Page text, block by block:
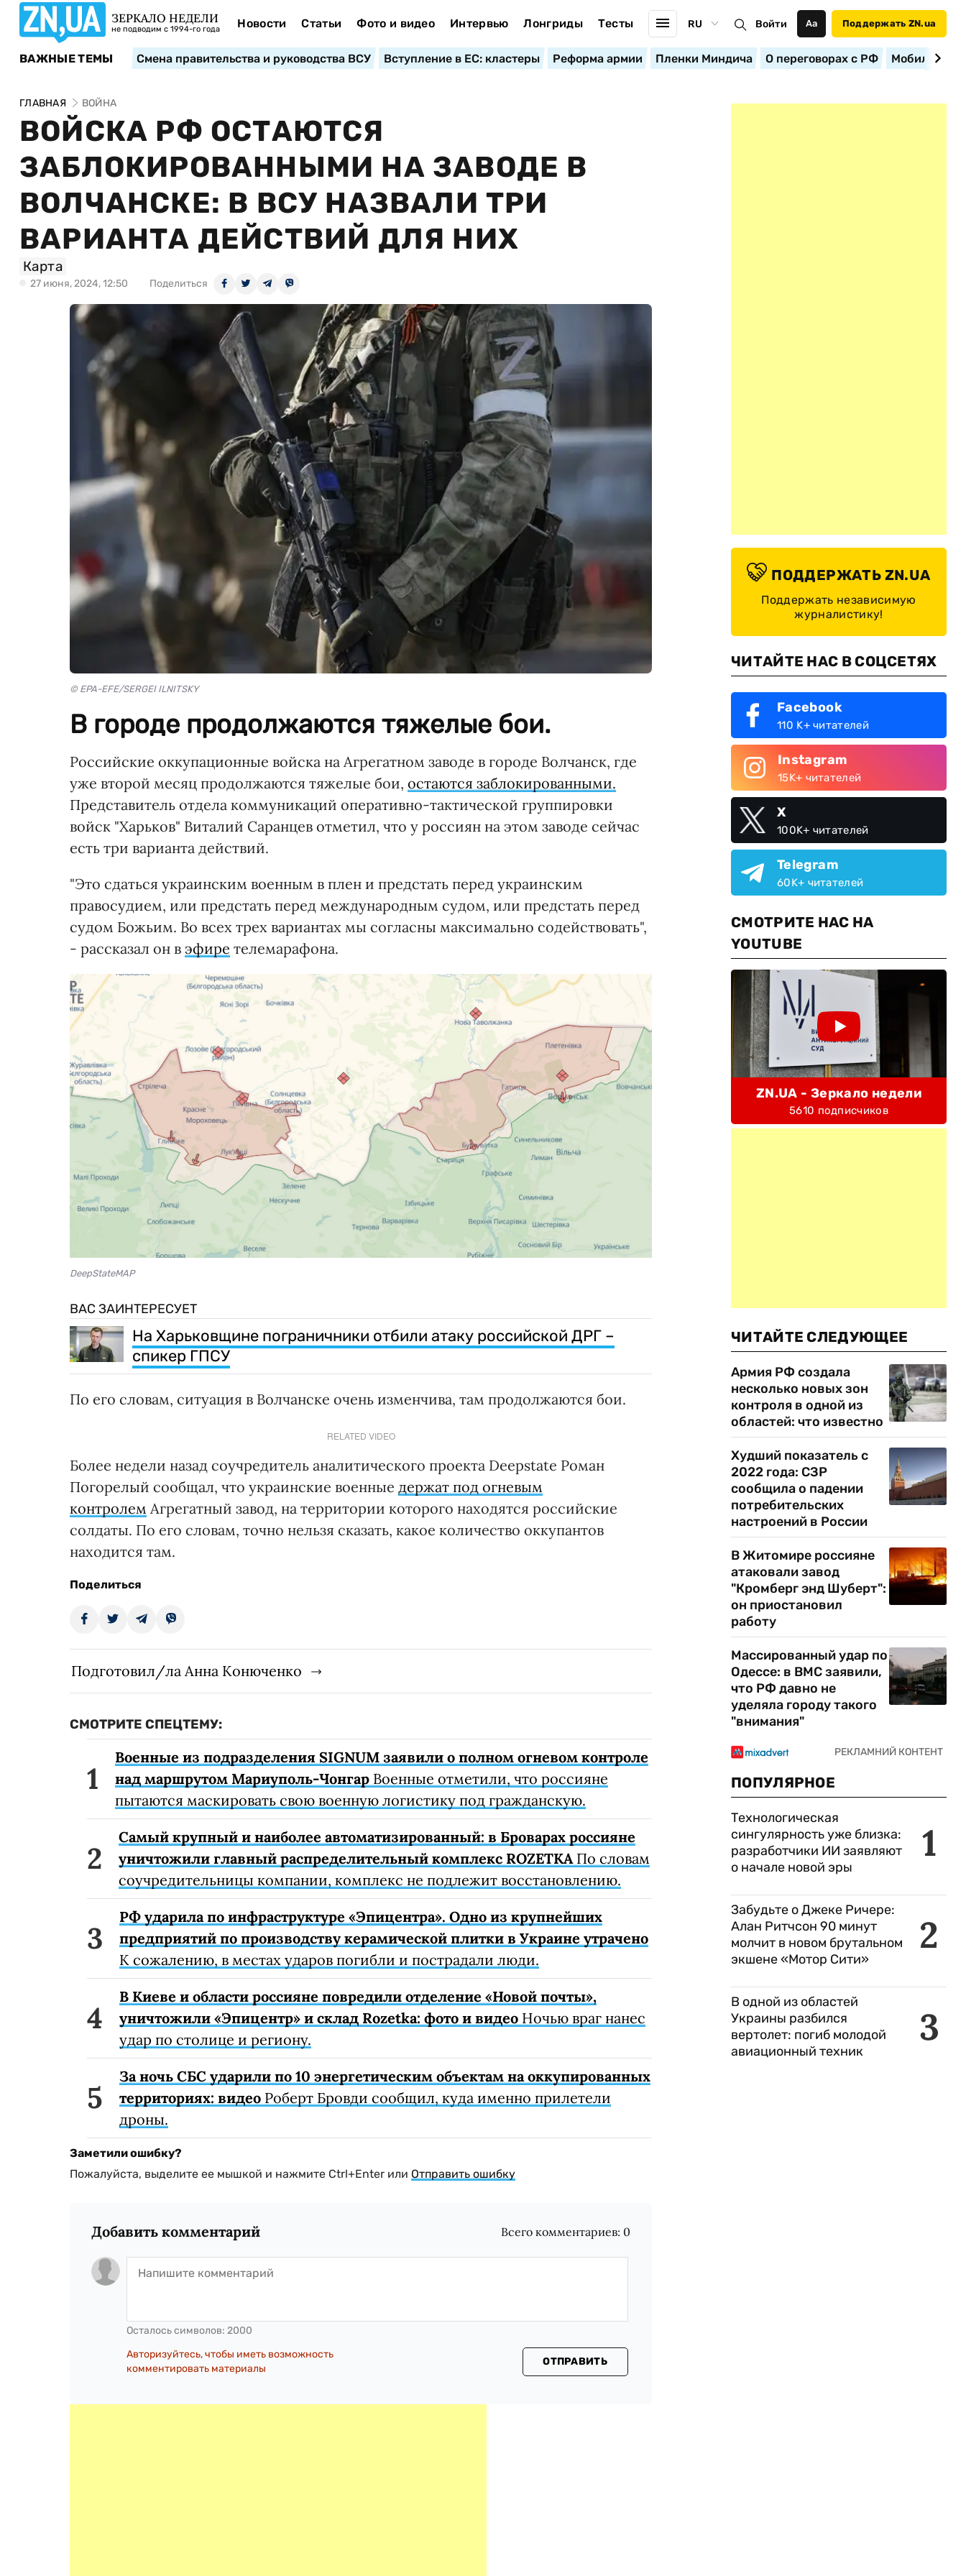
ЗЕРКАЛО НЕДЕЛИ
не подводим с 1994-го года Новости Статьи Фото и видео Интервью Лонгриды Тесты RU Войти Аа Поддержать ZN.ua
ВАЖНЫЕ ТЕМЫ Смена правительства и руководства ВСУ Вступление в ЕС: кластеры Реформа армии Пленки Миндича О переговорах с РФ
ГЛАВНАЯ ВОЙНА
ВОЙСКА РФ ОСТАЮТСЯ
ЗАБЛОКИРОВАННЫМИ НА ЗАВОДЕ В
ВОЛЧАНСКЕ: В ВСУ НАЗВАЛИ ТРИ
ВАРИАНТА ДЕЙСТВИЙ ДЛЯ НИХ
Карта
27 июня, 2024, 12:50 Поделиться
© EPA-EFE/SERGEI ILNITSKY
В городе продолжаются тяжелые бои.
Российские оккупационные войска на Агрегатном заводе в городе Волчанск, где
уже второй месяц продолжаются тяжелые бои, остаются заблокированными.
Представитель отдела коммуникаций оперативно-тактической группировки
войск "Харьков" Виталий Саранцев отметил, что у россиян на этом заводе сейчас
есть три варианта действий.
"Это сдаться украинским военным в плен и предстать перед украинским
правосудием, или предстать перед международным судом, или предстать перед
судом Божьим. Во всех трех вариантах мы согласны максимально содействовать",
- рассказал он в эфире телемарафона.
DeepStateMAP
ВАС ЗАИНТЕРЕСУЕТ
На Харьковщине пограничники отбили атаку российской ДРГ –
спикер ГПСУ
По его словам, ситуация в Волчанске очень изменчива, там продолжаются бои.
RELATED VIDEO
Более недели назад соучредитель аналитического проекта Deepstate Роман
Погорелый сообщал, что украинские военные держат под огневым
контролем Агрегатный завод, на территории которого находятся российские
солдаты. По его словам, точно нельзя сказать, какое количество оккупантов
находится там.
Поделиться
Подготовил/ла Анна Конюченко
СМОТРИТЕ СПЕЦТЕМУ:
Военные из подразделения SIGNUM заявили о полном огневом контроле
над маршрутом Мариуполь-Чонгар Военные отметили, что россияне
пытаются маскировать свою военную логистику под гражданскую.
Самый крупный и наиболее автоматизированный: в Броварах россияне
уничтожили главный распределительный комплекс ROZETKAПо словам
соучредительницы компании, комплекс не подлежит восстановлению.
РФ ударила по инфраструктуре «Эпицентра». Одно из крупнейших
предприятий по производству керамической плитки в Украине утрачено
К сожалению, в местах ударов погибли и пострадали люди.
В Киеве и области россияне повредили отделение «Новой почты»,
уничтожили «Эпицентр» и склад Rozetka: фото и видео Ночью враг нанес
удар по столице и региону.
За ночь СБС ударили по 10 энергетическим объектам на оккупированных
территориях: видео Роберт Бровди сообщил, куда именно прилетели
дроны.
Заметили ошибку?
Пожалуйста, выделите ее мышкой и нажмите Ctrl+Enter или Отправить ошибку
Добавить комментарий Всего комментариев: 0
Осталось символов: 2000
Авторизуйтесь, чтобы иметь возможность
комментировать материалы
ОТПРАВИТЬ
ПОДДЕРЖАТЬ ZN.UA
Поддержать независимую
журналистику!
ЧИТАЙТЕ НАС В СОЦСЕТЯХ
Facebook
110 K+ читателей
Instagram
15K+ читателей
X
100K+ читателей
Telegram
60K+ читателей
СМОТРИТЕ НАС НА
YOUTUBE
ZN.UA - Зеркало недели
5610 подписчиков
ЧИТАЙТЕ СЛЕДУЮЩЕЕ
Армия РФ создала
несколько новых зон
контроля в одной из
областей: что известно
Худший показатель с
2022 года: СЗР
сообщила о падении
потребительских
настроений в России
В Житомире россияне
атаковали завод
"Кромберг энд Шуберт":
он приостановил
работу
Массированный удар по
Одессе: в ВМС заявили,
что РФ давно не
уделяла городу такого
"внимания"
ПОПУЛЯРНОЕ
1
Технологическая
сингулярность уже близка:
разработчики ИИ заявляют
о начале новой эры
2
Забудьте о Джеке Ричере:
Алан Ритчсон 90 минут
молчит в новом брутальном
экшене «Мотор Сити»
3
В одной из областей
Украины разбился
вертолет: погиб молодой
авиационный техник